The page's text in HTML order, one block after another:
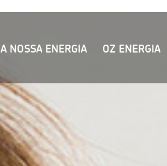
A NOSSA ENERGIA OZ ENERGIA